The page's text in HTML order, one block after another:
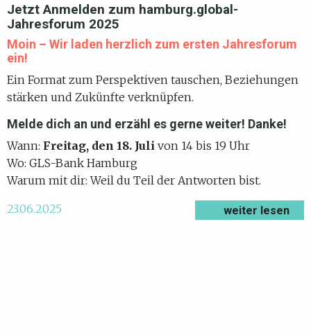
Jetzt Anmelden zum hamburg.global-
Jahresforum 2025
Moin – Wir laden herzlich zum ersten Jahresforum
ein!
Ein Format zum Perspektiven tauschen, Beziehungen
stärken und Zukünfte verknüpfen.
Melde dich an und erzähl es gerne weiter! Danke!
Wann: Freitag, den 18. Juli von 14 bis 19 Uhr
Wo: GLS-Bank Hamburg
Warum mit dir: Weil du Teil der Antworten bist.
23.06.2025 weiter lesen